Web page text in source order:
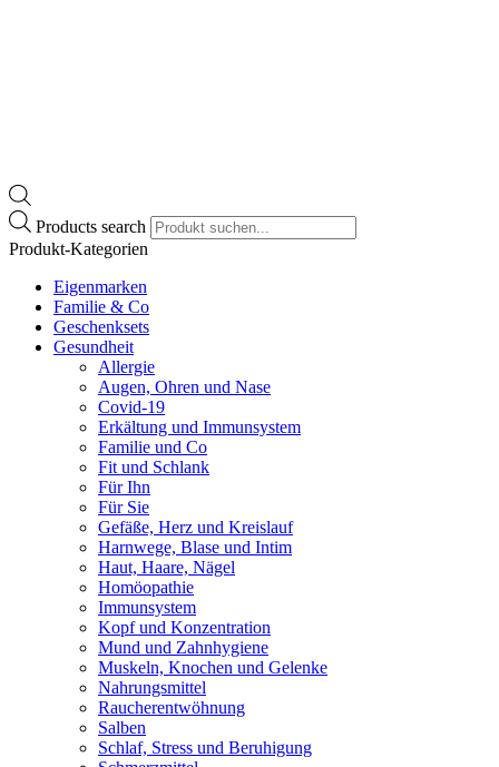
Products search
Produkt-Kategorien
Eigenmarken
Familie & Co
Geschenksets
Gesundheit
Allergie
Augen, Ohren und Nase
Covid-19
Erkältung und Immunsystem
Familie und Co
Fit und Schlank
Für Ihn
Für Sie
Gefäße, Herz und Kreislauf
Harnwege, Blase und Intim
Haut, Haare, Nägel
Homöopathie
Immunsystem
Kopf und Konzentration
Mund und Zahnhygiene
Muskeln, Knochen und Gelenke
Nahrungsmittel
Raucherentwöhnung
Salben
Schlaf, Stress und Beruhigung